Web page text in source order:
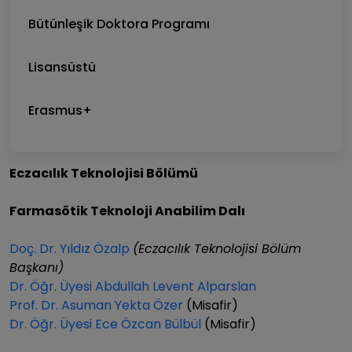
Bütünleşik Doktora Programı
Lisansüstü
Erasmus+
Eczacılık Teknolojisi Bölümü
Farmasötik Teknoloji Anabilim Dalı
Doç. Dr. Yıldız Özalp (Eczacılık Teknolojisi Bölüm
Başkanı)
Dr. Öğr. Üyesi Abdullah Levent Alparslan
Prof. Dr. Asuman Yekta Özer (Misafir)
Dr. Öğr. Üyesi Ece Özcan Bülbül (Misafir)